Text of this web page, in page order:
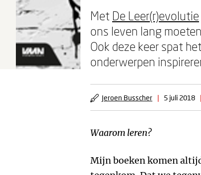
Met De Leer(r)evolutie
ons leven lang
Ook deze keer spat
onderwerpen
Jeroen Busscher | 5 juli 2018 |
Waarom leren?
Mijn boeken komen